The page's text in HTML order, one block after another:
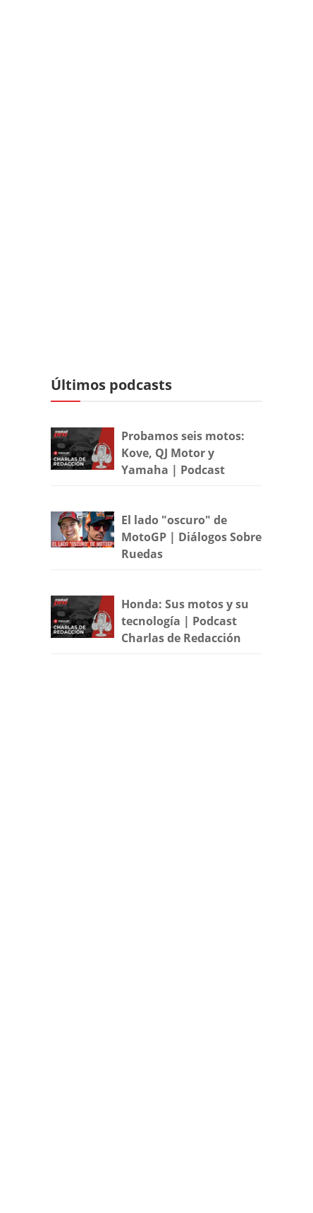
Últimos podcasts
Probamos seis motos:
Kove, QJ Motor y
Yamaha | Podcast
El lado "oscuro" de
MotoGP | Diálogos Sobre
Ruedas
Honda: Sus motos y su
tecnología | Podcast
Charlas de Redacción